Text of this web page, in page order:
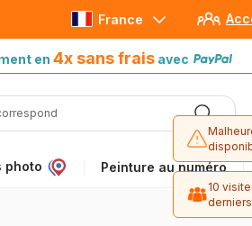
France
en 4x sans frais avec
photo Peinture au numéro
avec Paypal
10